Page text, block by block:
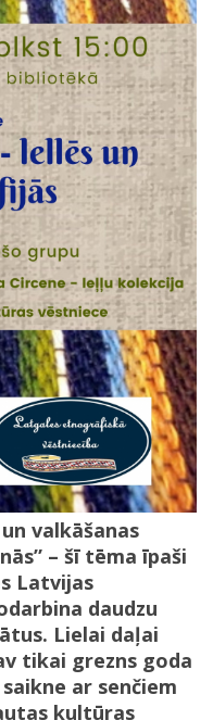
valkāšanas
– šī tēma īpaši
Latvijas
daudzu
Lielai daļai
tikai grezns goda
ar senčiem
kultūras